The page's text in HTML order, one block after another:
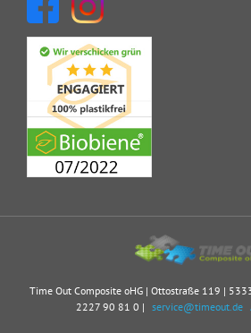
Time Out Composite oHG | Ottostraße 119 |
2227 90 81 0 | service@timeout.de